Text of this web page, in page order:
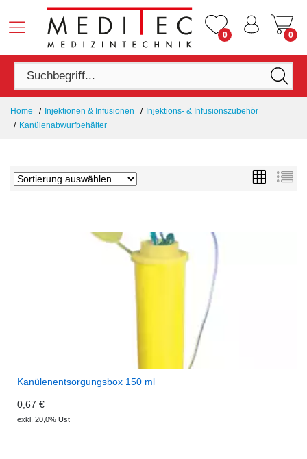
0 0
Home Injektionen & Infusionen
Injektions- & Infusionszubehör
Kanülenabwurfbehälter
Kanülenentsorgungsbox 150 ml
0,67 €
exkl. 20,0% Ust